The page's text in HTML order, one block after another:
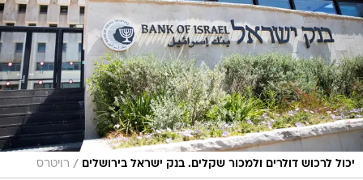
יכול לרכוש דולרים ולמכור שקלים. בנק ישראל בירושלים / רויטרס